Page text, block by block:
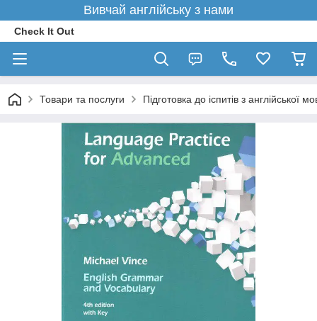
Вивчай англійську з нами
Check It Out
Товари та послуги Підготовка до іспитів з англійської